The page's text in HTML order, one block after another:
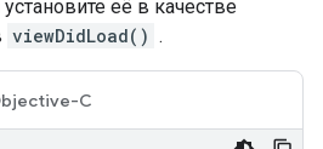
её в качестве
viewDidLoad() .
C